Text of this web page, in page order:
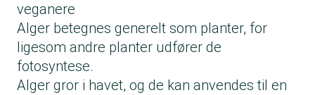
veganere
Alger betegnes generelt som planter, for
ligesom andre planter udfører de
fotosyntese.
Alger gror i havet, og de kan anvendes til en